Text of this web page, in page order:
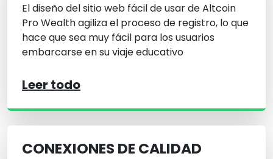
El diseño del sitio web fácil de usar de Altcoin
Pro Wealth agiliza el proceso de registro, lo que
hace que sea muy fácil para los usuarios
embarcarse en su viaje educativo
Leer todo
CONEXIONES DE CALIDAD